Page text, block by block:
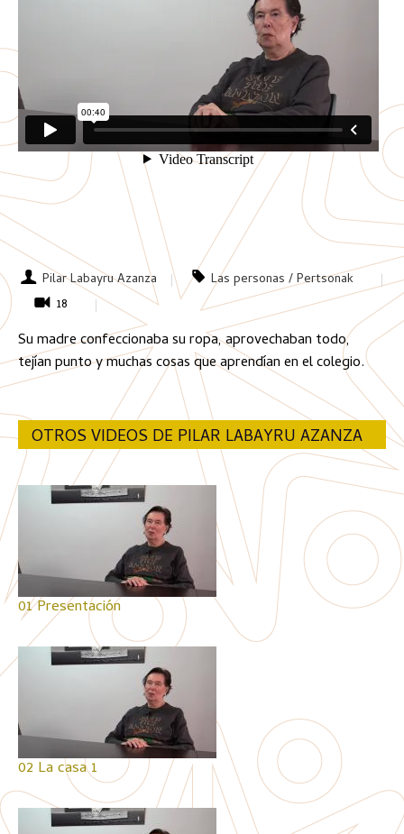
Pilar Labayru Azanza
Las personas / Pertsonak
18
Su madre confeccionaba su ropa, aprovechaban todo,
tejían punto y muchas cosas que aprendían en el colegio.
OTROS VIDEOS DE PILAR LABAYRU AZANZA
01 Presentación
02 La casa 1